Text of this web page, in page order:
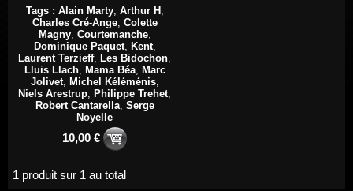
Tags : Alain Marty, Arthur H ,
Charles Cré-Ange, Colette
Magny, Courtemanche,
Dominique Paquet, Kent,
Laurent Terzieff, Les Bidochon,
Lluis Llach, Mama Béa, Marc
Jolivet, Michel Kéléménis,
Niels Arestrup, Philippe Trehet,
Robert Cantarella, Serge
Noyelle
10,00 €
1 produit sur 1 au total